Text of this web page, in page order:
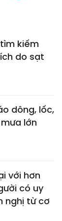
kiếm
do sạt
dông, lốc,
lớn
với hơn
có uy
nghị từ cơ